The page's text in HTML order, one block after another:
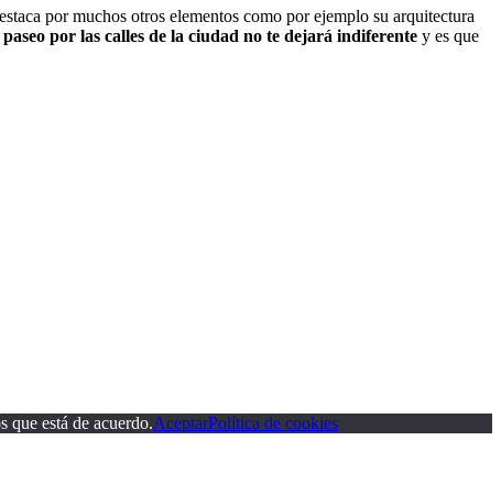
por muchos otros elementos como por ejemplo su arquitectura
por las calles de la ciudad no te dejará indiferente y es que
que está de acuerdo.AceptarPolítica de cookies